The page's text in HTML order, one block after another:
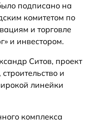
подписано на
комитетом по
и торговле
и инвестором.
Ситов, проект
и
линейки
комплекса